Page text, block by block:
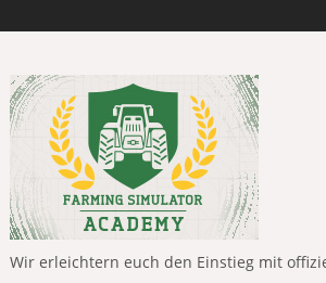
Wir erleichtern euch den Einstieg mit